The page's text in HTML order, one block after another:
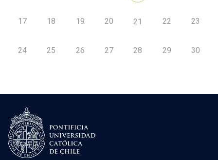
17 18 19 20 21 22 23
24 25 26 27 28 29 30